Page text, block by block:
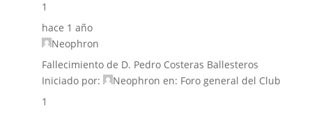
1
hace 1 año
Neophron
Fallecimiento de D. Pedro Costeras Ballesteros
Iniciado por:
Neophron en: Foro general del Club
1